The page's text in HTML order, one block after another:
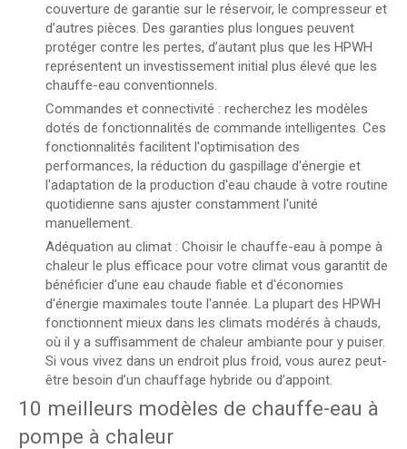
couverture de garantie sur le réservoir, le compresseur et
d’autres pièces. Des garanties plus longues peuvent
protéger contre les pertes, d’autant plus que les HPWH
représentent un investissement initial plus élevé que les
chauffe-eau conventionnels.
Commandes et connectivité : recherchez les modèles
dotés de fonctionnalités de commande intelligentes. Ces
fonctionnalités facilitent l'optimisation des
performances, la réduction du gaspillage d'énergie et
l'adaptation de la production d'eau chaude à votre routine
quotidienne sans ajuster constamment l'unité
manuellement.
Adéquation au climat : Choisir le chauffe-eau à pompe à
chaleur le plus efficace pour votre climat vous garantit de
bénéficier d'une eau chaude fiable et d'économies
d'énergie maximales toute l'année. La plupart des HPWH
fonctionnent mieux dans les climats modérés à chauds,
où il y a suffisamment de chaleur ambiante pour y puiser.
Si vous vivez dans un endroit plus froid, vous aurez peut-
être besoin d’un chauffage hybride ou d’appoint.
10 meilleurs modèles de chauffe-eau à
pompe à chaleur